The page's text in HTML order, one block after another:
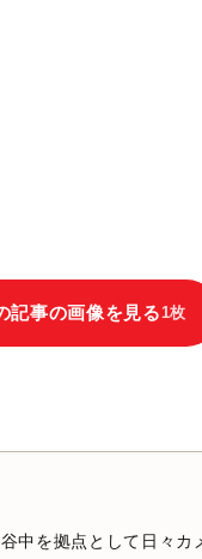
記事の画像を見る1枚
中を拠点として日々カ